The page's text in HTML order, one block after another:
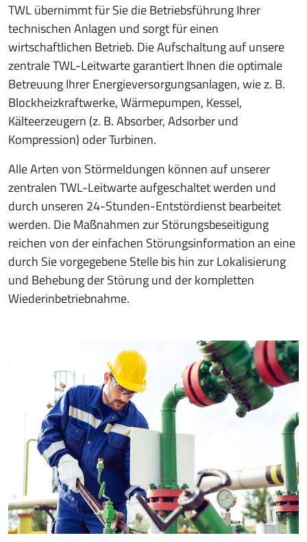
TWL übernimmt für Sie die Betriebsführung Ihrer
technischen Anlagen und sorgt für einen
wirtschaftlichen Betrieb. Die Aufschaltung auf unsere
zentrale TWL-Leitwarte garantiert Ihnen die optimale
Betreuung Ihrer Energieversorgungsanlagen, wie z. B.
Blockheizkraftwerke, Wärmepumpen, Kessel,
Kälteerzeugern (z. B. Absorber, Adsorber und
Kompression) oder Turbinen.
Alle Arten von Störmeldungen können auf unserer
zentralen TWL-Leitwarte aufgeschaltet werden und
durch unseren 24-Stunden-Entstördienst bearbeitet
werden. Die Maßnahmen zur Störungsbeseitigung
reichen von der einfachen Störungsinformation an eine
durch Sie vorgegebene Stelle bis hin zur Lokalisierung
und Behebung der Störung und der kompletten
Wiederinbetriebnahme.